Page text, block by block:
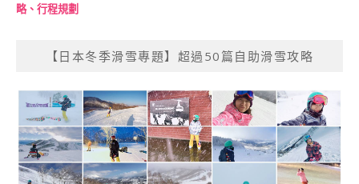
略、行程規劃
【日本冬季滑雪專題】超過50篇自助滑雪攻略